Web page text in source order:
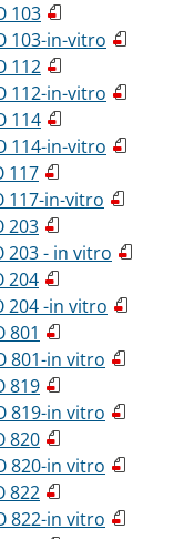
103
103-in-vitro
112
112-in-vitro
114
114-in-vitro
117
117-in-vitro
203
203 - in vitro
204
204 -in vitro
801
801-in vitro
819
819-in vitro
820
820-in vitro
822
822-in vitro